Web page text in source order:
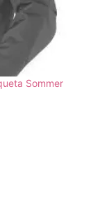
Sommer